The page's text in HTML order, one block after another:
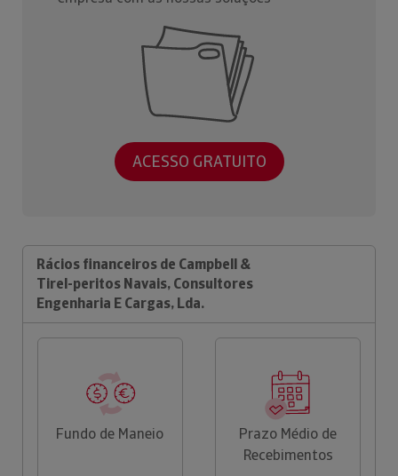
ACESSO GRATUITO
Rácios financeiros de Campbell &
Tirel-peritos Navais, Consultores
Engenharia E Cargas, Lda.
Fundo de Maneio
Prazo Médio de
Recebimentos